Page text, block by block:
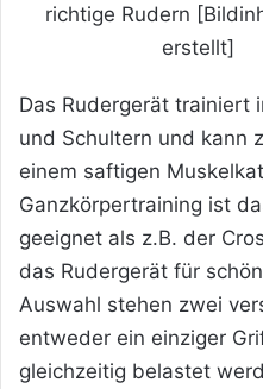
richtige Rudern
erstellt]
Das Rudergerät trainiert
und Schultern und kann
einem saftigen
Ganzkörpertraining ist
geeignet als z.B. der
das Rudergerät für
Auswahl stehen zwei
entweder ein einziger
gleichzeitig belastet